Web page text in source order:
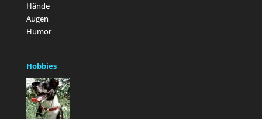
Hände
Augen
Humor
Hobbies